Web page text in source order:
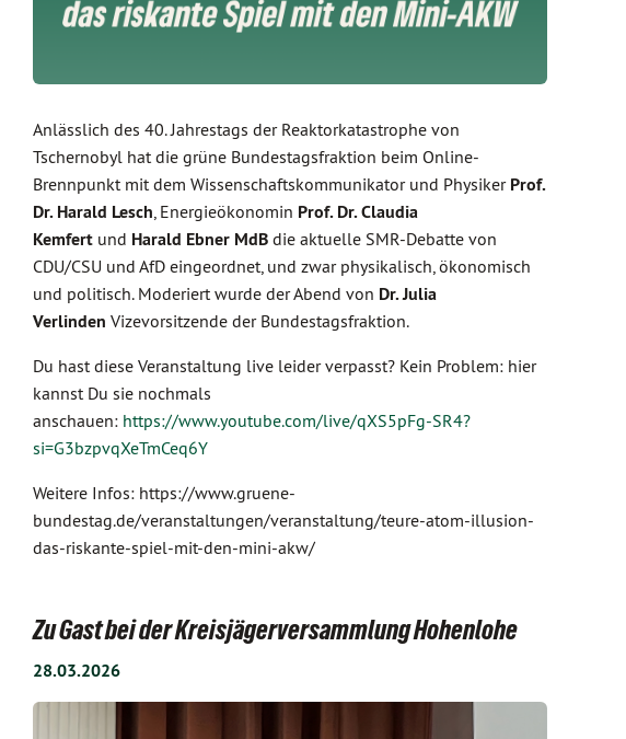
Anlässlich des 40. Jahrestags der Reaktorkatastrophe von
Tschernobyl hat die grüne Bundestagsfraktion beim Online-
Brennpunkt mit dem Wissenschaftskommunikator und Physiker Prof.
Dr. Harald Lesch, Energieökonomin Prof. Dr. Claudia
Kemfert und Harald Ebner MdB die aktuelle SMR-Debatte von
CDU/CSU und AfD eingeordnet, und zwar physikalisch, ökonomisch
und politisch. Moderiert wurde der Abend von Dr. Julia
Verlinden Vizevorsitzende der Bundestagsfraktion.
Du hast diese Veranstaltung live leider verpasst? Kein Problem: hier
kannst Du sie nochmals
anschauen: https://www.youtube.com/live/qXS5pFg-SR4?
si=G3bzpvqXeTmCeq6Y
Weitere Infos: https://www.gruene-
bundestag.de/veranstaltungen/veranstaltung/teure-atom-illusion-
das-riskante-spiel-mit-den-mini-akw/
Zu Gast bei der Kreisjägerversammlung Hohenlohe
28.03.2026